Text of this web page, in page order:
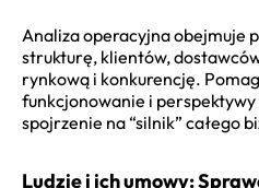
Analiza operacyjna obejmuje
strukturę, klientów,
rynkową i konkurencję.
funkcjonowanie i
spojrzenie na “silnik” całego
Ludzie i ich umowy: